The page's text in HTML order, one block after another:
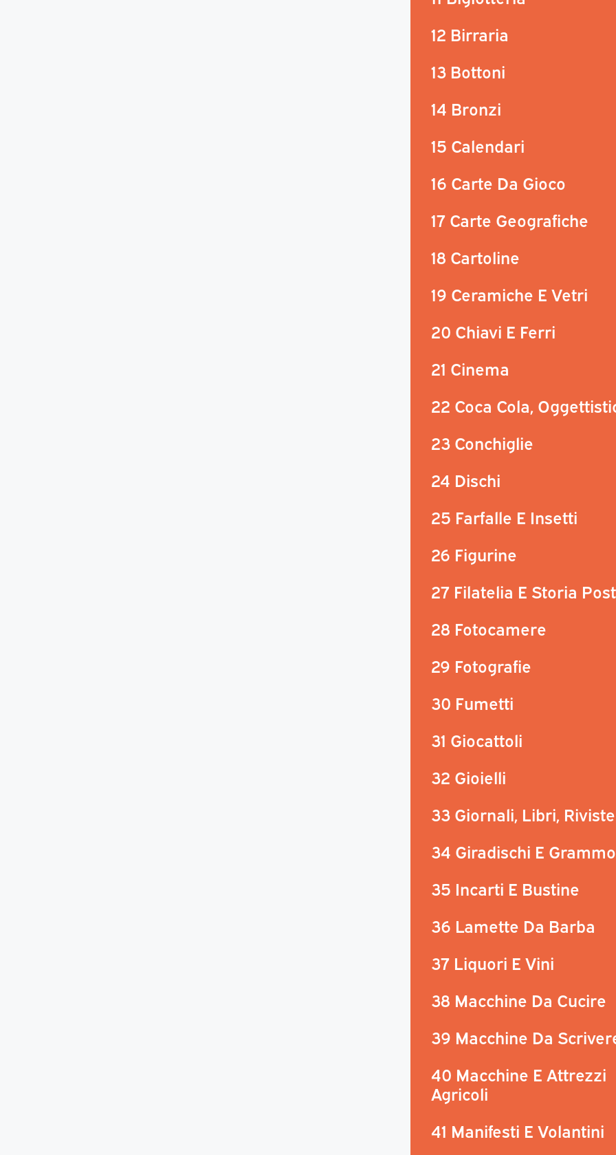
12 Birraria
13 Bottoni
14 Bronzi
15 Calendari
16 Carte Da Gioco
17 Carte Geografiche
18 Cartoline
19 Ceramiche E Vetri
20 Chiavi E Ferri
21 Cinema
22 Coca Cola,
23 Conchiglie
24 Dischi
25 Farfalle E Insetti
26 Figurine
27 Filatelia E Storia
28 Fotocamere
29 Fotografie
30 Fumetti
31 Giocattoli
32 Gioielli
33 Giornali, Libri, Riviste
34 Giradischi E
35 Incarti E Bustine
36 Lamette Da Barba
37 Liquori E Vini
38 Macchine Da Cucire
39 Macchine Da
40 Macchine E Attrezzi
Agricoli
41 Manifesti E Volantini